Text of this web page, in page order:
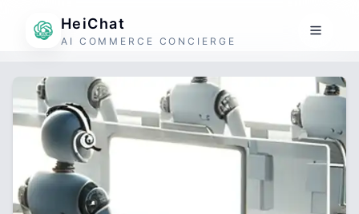
HeiChat
AI COMMERCE CONCIERGE